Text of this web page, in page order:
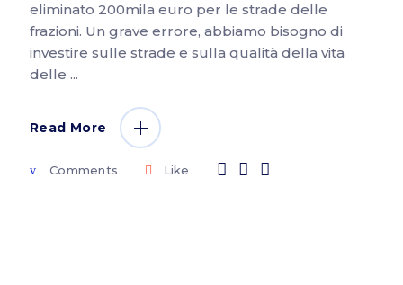
eliminato 200mila euro per le strade delle
frazioni. Un grave errore, abbiamo bisogno di
investire sulle strade e sulla qualità della vita
delle
Read More
Comments Like